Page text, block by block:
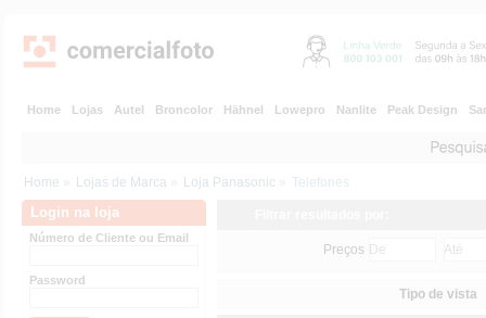
Home Lojas Autel Broncolor Hähnel Lowepro Nanlite Peak Design
Home » Lojas de Marca » Loja Panasonic » Telefones
Login na loja
Número de Cliente ou Email
Password
Preços
Tipo de vista